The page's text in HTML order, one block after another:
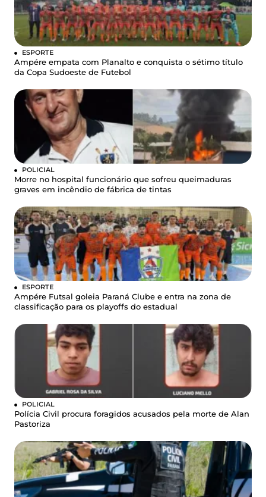
ESPORTE
Ampére empata com Planalto e conquista o sétimo título
da Copa Sudoeste de Futebol
POLICIAL
Morre no hospital funcionário que sofreu queimaduras
graves em incêndio de fábrica de tintas
ESPORTE
Ampére Futsal goleia Paraná Clube e entra na zona de
classificação para os playoffs do estadual
POLICIAL
Polícia Civil procura foragidos acusados pela morte de Alan
Pastoriza